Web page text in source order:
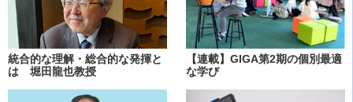
統合的な理解・総合的な発揮と
は 堀田龍也教授
【連載】GIGA第2期の個別最適
な学び